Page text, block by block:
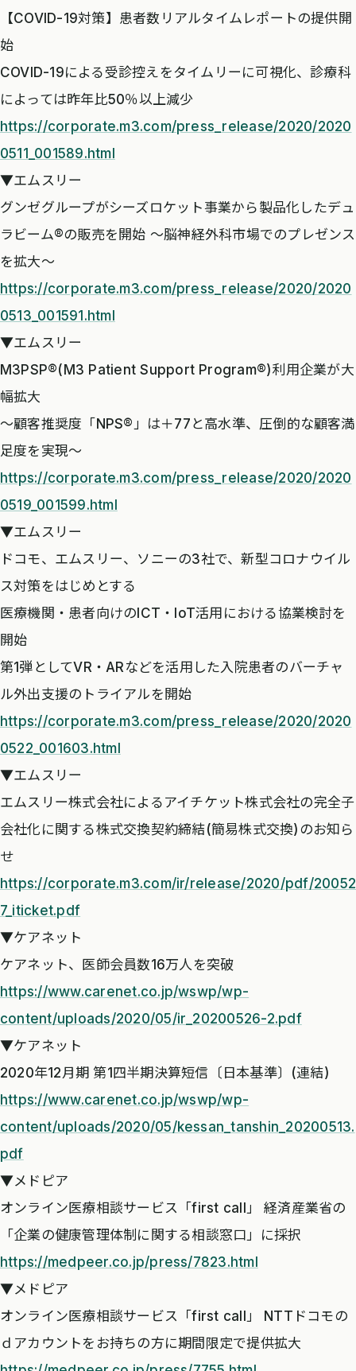
【COVID-19対策】患者数リアルタイムレポートの提供開
始
COVID-19による受診控えをタイムリーに可視化、診療科
によっては昨年比50％以上減少
https://corporate.m3.com/press_release/2020/2020
0511_001589.html
▼エムスリー
グンゼグループがシーズロケット事業から製品化したデュ
ラビーム®の販売を開始 ～脳神経外科市場でのプレゼンス
を拡大～
https://corporate.m3.com/press_release/2020/2020
0513_001591.html
▼エムスリー
M3PSP®(M3 Patient Support Program®)利用企業が大
幅拡大
～顧客推奨度「NPS®」は＋77と高水準、圧倒的な顧客満
足度を実現～
https://corporate.m3.com/press_release/2020/2020
0519_001599.html
▼エムスリー
ドコモ、エムスリー、ソニーの3社で、新型コロナウイル
ス対策をはじめとする
医療機関・患者向けのICT・IoT活用における協業検討を
開始
第1弾としてVR・ARなどを活用した入院患者のバーチャ
ル外出支援のトライアルを開始
https://corporate.m3.com/press_release/2020/2020
0522_001603.html
▼エムスリー
エムスリー株式会社によるアイチケット株式会社の完全子
会社化に関する株式交換契約締結(簡易株式交換)のお知ら
せ
https://corporate.m3.com/ir/release/2020/pdf/20052
7_iticket.pdf
▼ケアネット
ケアネット、医師会員数16万人を突破
https://www.carenet.co.jp/wswp/wp-
content/uploads/2020/05/ir_20200526-2.pdf
▼ケアネット
2020年12月期 第1四半期決算短信〔日本基準〕(連結)
https://www.carenet.co.jp/wswp/wp-
content/uploads/2020/05/kessan_tanshin_20200513.
pdf
▼メドピア
オンライン医療相談サービス「first call」 経済産業省の
「企業の健康管理体制に関する相談窓口」に採択
https://medpeer.co.jp/press/7823.html
▼メドピア
オンライン医療相談サービス「first call」 NTTドコモの
ｄアカウントをお持ちの方に期間限定で提供拡大